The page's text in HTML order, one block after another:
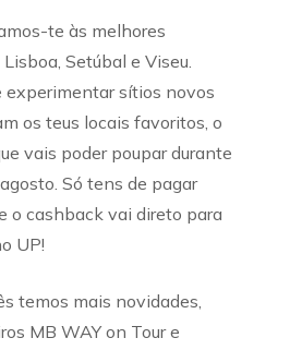
te às melhores
Setúbal e Viseu.
experimentar sítios novos
os teus locais favoritos, o
vais poder poupar durante
Só tens de pagar
o cashback vai direto para
UP!
temos mais novidades,
MB WAY on Tour e